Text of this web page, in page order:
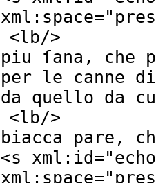
xml:space="
<lb/>
piu ſana, che
per le canne di
da quello da
<lb/>
biacca pare,
<s xml:id="
xml:space="